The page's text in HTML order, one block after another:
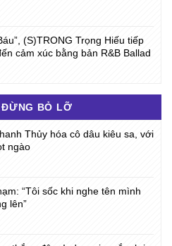
(S)TRONG Trọng Hiếu tiếp
cảm xúc bằng bản R&B Ballad
ĐỪNG BỎ LỠ
Thủy hóa cô dâu kiêu sa, với
ngào
“Tôi sốc khi nghe tên mình
lên”